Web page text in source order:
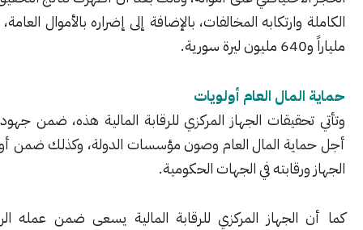
المخالفات، بالإضافة إلى إضراره بالأموال العامة، والتي بلغت
العام أولويات
الجهاز المركزي للرقابة المالية هذه، ضمن جهود الجهاز من
المال العام وصون مؤسسات الدولة، وكذلك ضمن أولويات عمل
في الجهات الحكومية.
المركزي للرقابة المالية يسعى ضمن عمله الرقابي لتعزيز